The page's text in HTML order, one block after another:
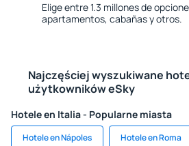
Elige entre 1.3 millones de
apartamentos, cabañas y otros.
Najczęściej wyszukiwane
użytkowników eSky
Hotele en Italia - Popularne miasta
Hotele en Nápoles Hotele en Roma